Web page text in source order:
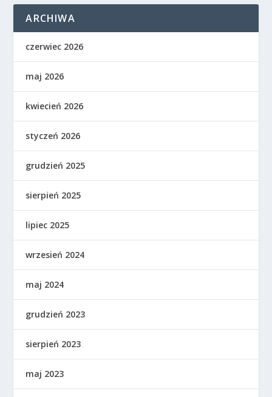
ARCHIWA
czerwiec 2026
maj 2026
kwiecień 2026
styczeń 2026
grudzień 2025
sierpień 2025
lipiec 2025
wrzesień 2024
maj 2024
grudzień 2023
sierpień 2023
maj 2023